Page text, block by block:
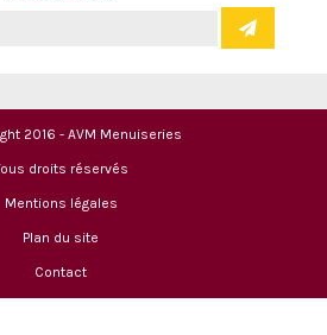
2016 - AVM Menuiseries
droits réservés
Mentions légales
Plan du site
Contact